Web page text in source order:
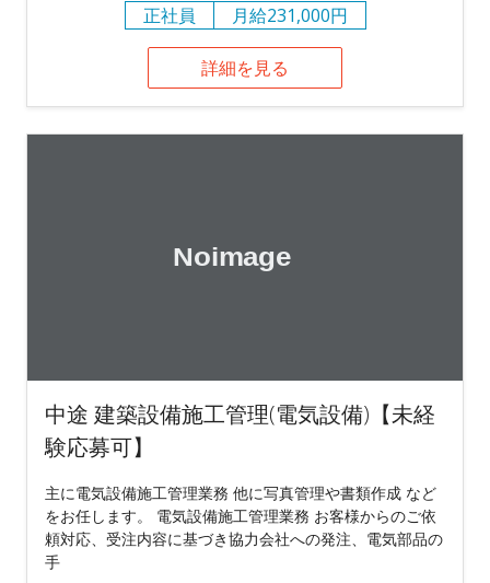
正社員
月給231,000円
詳細を見る
中途 建築設備施工管理(電気設備)【未経
験応募可】
主に電気設備施工管理業務 他に写真管理や書類作成 など
をお任します。 電気設備施工管理業務 お客様からのご依
頼対応、受注内容に基づき協力会社への発注、電気部品の
手